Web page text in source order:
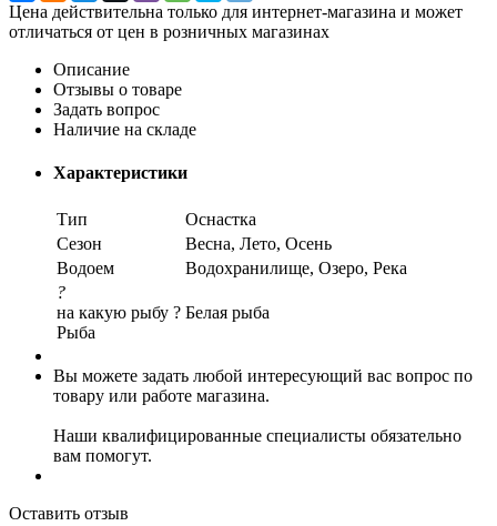
Цена действительна только для интернет-магазина и может
отличаться от цен в розничных магазинах
Описание
Отзывы о товаре
Задать вопрос
Наличие на складе
Характеристики
Тип
Оснастка
Сезон
Весна, Лето, Осень
Водоем
Водохранилище, Озеро, Река
?
на какую рыбу ?
Рыба
Белая рыба
Вы можете задать любой интересующий вас вопрос по
товару или работе магазина.
Наши квалифицированные специалисты обязательно
вам помогут.
Оставить отзыв